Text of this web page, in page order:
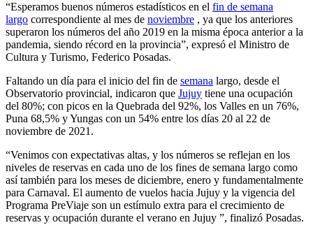
“Esperamos buenos números estadísticos en el fin de semana
largo correspondiente al mes de noviembre , ya que los anteriores
superaron los números del año 2019 en la misma época anterior a la
pandemia, siendo récord en la provincia”, expresó el Ministro de
Cultura y Turismo, Federico Posadas.
Faltando un día para el inicio del fin de semana largo, desde el
Observatorio provincial, indicaron que Jujuy tiene una ocupación
del 80%; con picos en la Quebrada del 92%, los Valles en un 76%,
Puna 68,5% y Yungas con un 54% entre los días 20 al 22 de
noviembre de 2021.
“Venimos con expectativas altas, y los números se reflejan en los
niveles de reservas en cada uno de los fines de semana largo como
así también para los meses de diciembre, enero y fundamentalmente
para Carnaval. El aumento de vuelos hacia Jujuy y la vigencia del
Programa PreViaje son un estímulo extra para el crecimiento de
reservas y ocupación durante el verano en Jujuy ”, finalizó Posadas.